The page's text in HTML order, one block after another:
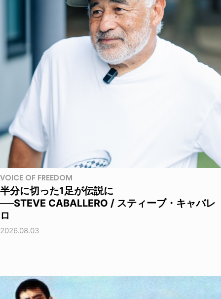
VOICE OF FREEDOM
半分に切った1足が伝説に
──STEVE CABALLERO / スティーブ・キャバレ
ロ
2026.08.03